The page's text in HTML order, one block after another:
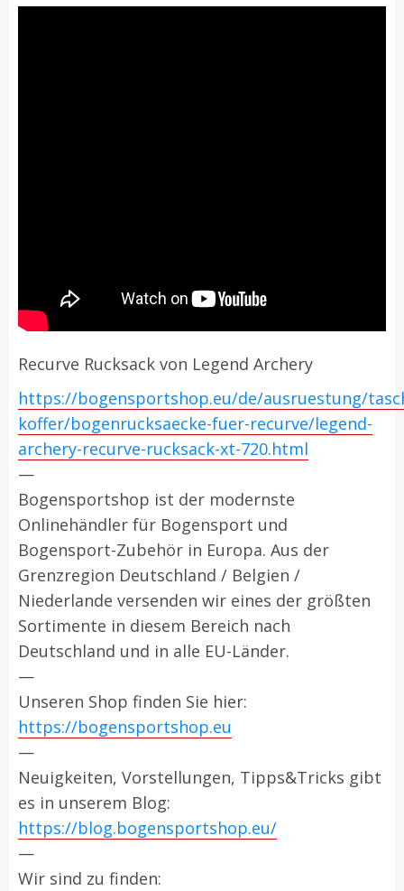
Recurve Rucksack von Legend Archery
https://bogensportshop.eu/de/ausruestung/
koffer/bogenrucksaecke-fuer-recurve/legend-
archery-recurve-rucksack-xt-720.html
—
Bogensportshop ist der modernste
Onlinehändler für Bogensport und
Bogensport-Zubehör in Europa. Aus der
Grenzregion Deutschland / Belgien /
Niederlande versenden wir eines der größten
Sortimente in diesem Bereich nach
Deutschland und in alle EU-Länder.
—
Unseren Shop finden Sie hier:
https://bogensportshop.eu
—
Neuigkeiten, Vorstellungen, Tipps&Tricks gibt
es in unserem Blog:
https://blog.bogensportshop.eu/
—
Wir sind zu finden: